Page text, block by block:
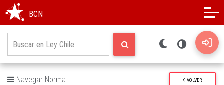
BCN
Navegar Norma VOLVER